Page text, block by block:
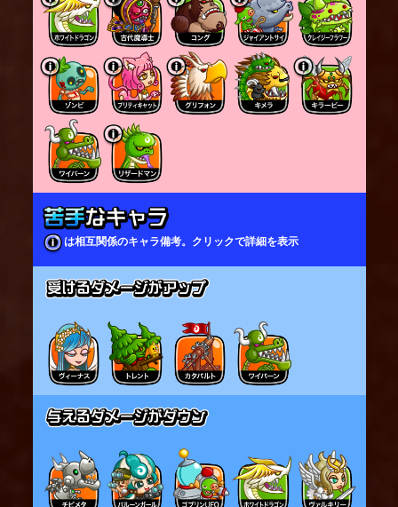
は相互関係のキャラ備考。クリックで詳細を表示